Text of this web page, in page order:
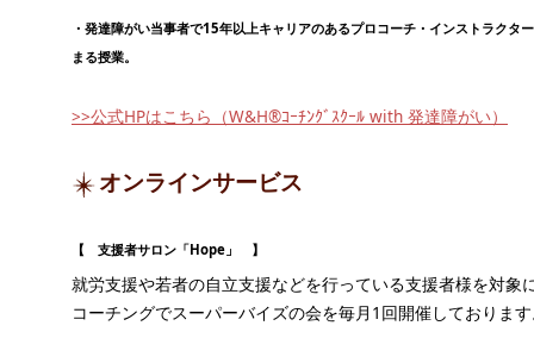
・発達障がい当事者で15年以上キャリアのあるプロコーチ・インストラクタ
まる授業。
>>公式HPはこちら（W&H®ｺｰﾁﾝｸﾞｽｸｰﾙ with 発達障がい）
オンラインサービス
【 支援者サロン「Hope」 】
就労支援や若者の自立支援などを行っている支援者様を対象
コーチングでスーパーバイズの会を毎月1回開催しておりま